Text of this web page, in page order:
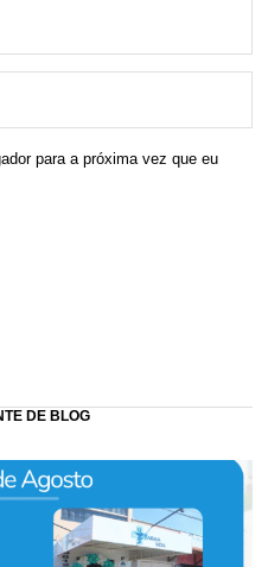
para a próxima vez que eu
DE BLOG